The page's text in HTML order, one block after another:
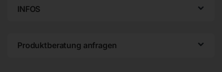
INFOS
Produktberatung anfragen